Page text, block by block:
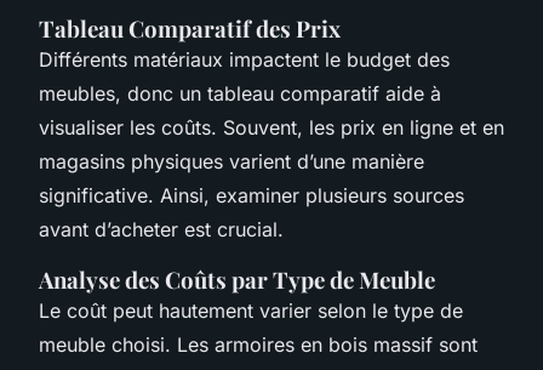
Tableau Comparatif des Prix
Différents matériaux impactent le budget des
meubles, donc un tableau comparatif aide à
visualiser les coûts. Souvent, les prix en ligne et en
magasins physiques varient d’une manière
significative. Ainsi, examiner plusieurs sources
avant d’acheter est crucial.
Analyse des Coûts par Type de Meuble
Le coût peut hautement varier selon le type de
meuble choisi. Les armoires en bois massif sont